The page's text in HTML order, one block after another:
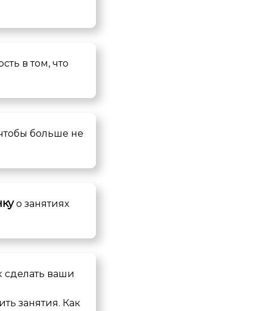
в том, что
больше не
о занятиях
сделать ваши
занятия. Как